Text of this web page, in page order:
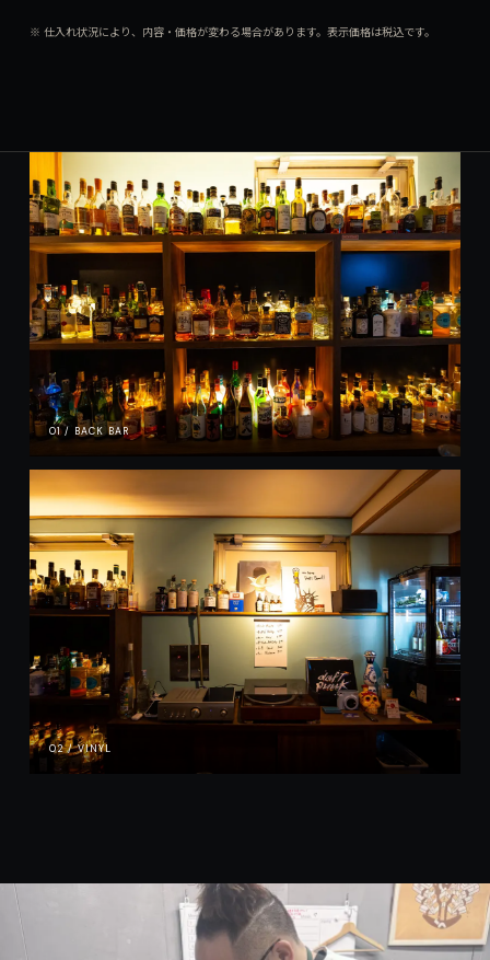
※ 仕入れ状況により、内容・価格が変わる場合があります。表示価格は税込です。
01 / BACK BAR
02 / VINYL